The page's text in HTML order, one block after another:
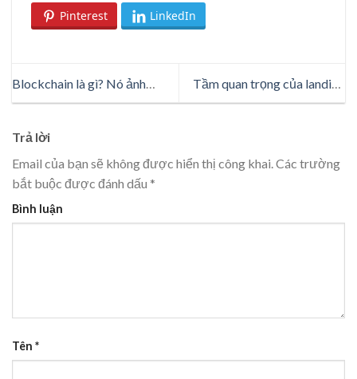
Pinterest LinkedIn
Blockchain là gì? Nó ảnh
hưởng như thế nào đến ngành
Tầm quan trọng của landing
page giới thiệu app mà bạn
Trả lời
Email của bạn sẽ không được hiển thị công khai. Các trường
bắt buộc được đánh dấu *
Bình luận
Tên *